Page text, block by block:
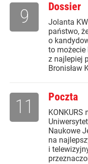
Dossier
Jolanta
państwo,
o
to możecie
z najlepiej
Bronisław
9
Poczta
KONKURS
Naukowe
na
i
11